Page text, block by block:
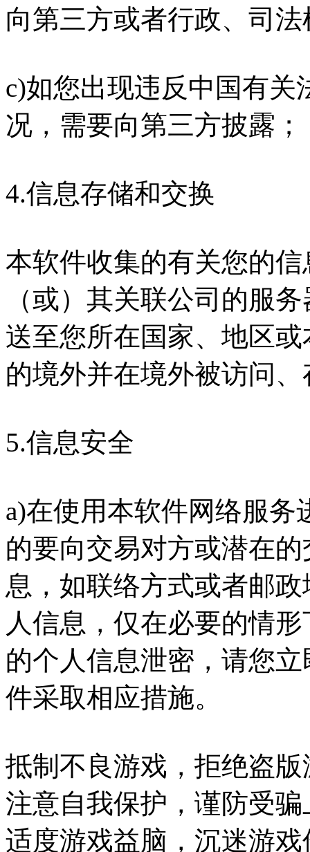
向第三方或者行政、司
c)如您出现违反中国有
况，需要向第三方披露；
4.信息存储和交换
本软件收集的有关您的
（或）其关联公司的服
送至您所在国家、地区
的境外并在境外被访问
5.信息安全
a)在使用本软件网络服
的要向交易对方或潜在
息，如联络方式或者邮
人信息，仅在必要的情
的个人信息泄密，请您
件采取相应措施。
抵制不良游戏，拒绝盗版
注意自我保护，谨防受骗
适度游戏益脑，沉迷游戏